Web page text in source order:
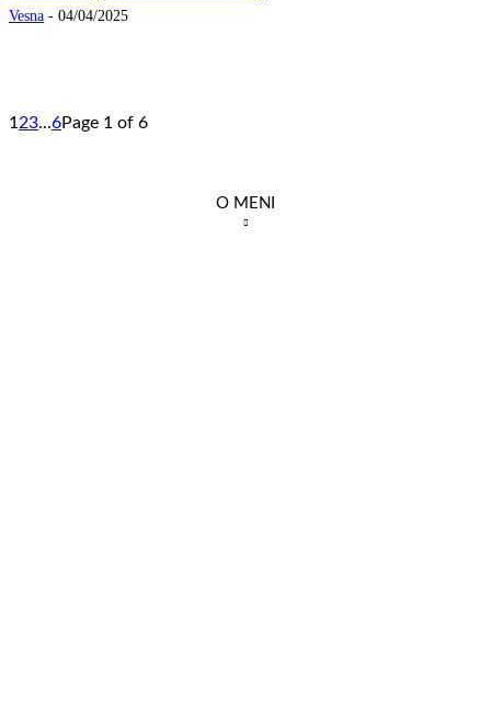
Vesna - 04/04/2025
1 23...6Page 1 of 6
O MENI